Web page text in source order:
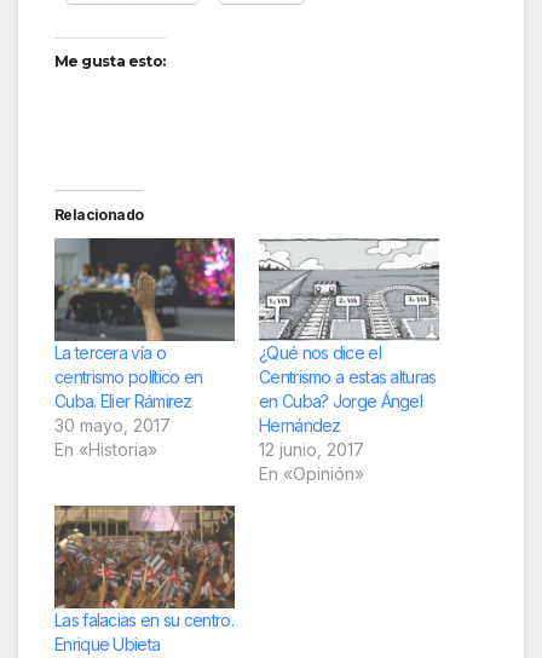
Me gusta esto:
Relacionado
La tercera vía o
centrismo político en
Cuba. Elier Rámirez
30 mayo, 2017
En «Historia»
¿Qué nos dice el
Centrismo a estas alturas
en Cuba? Jorge Ángel
Hernández
12 junio, 2017
En «Opinión»
Las falacias en su centro.
Enrique Ubieta